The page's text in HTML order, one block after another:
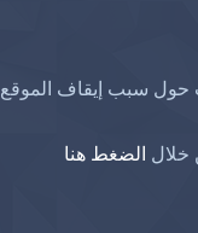
حول سبب إيقاف الموقع
خلال الضغط هنا